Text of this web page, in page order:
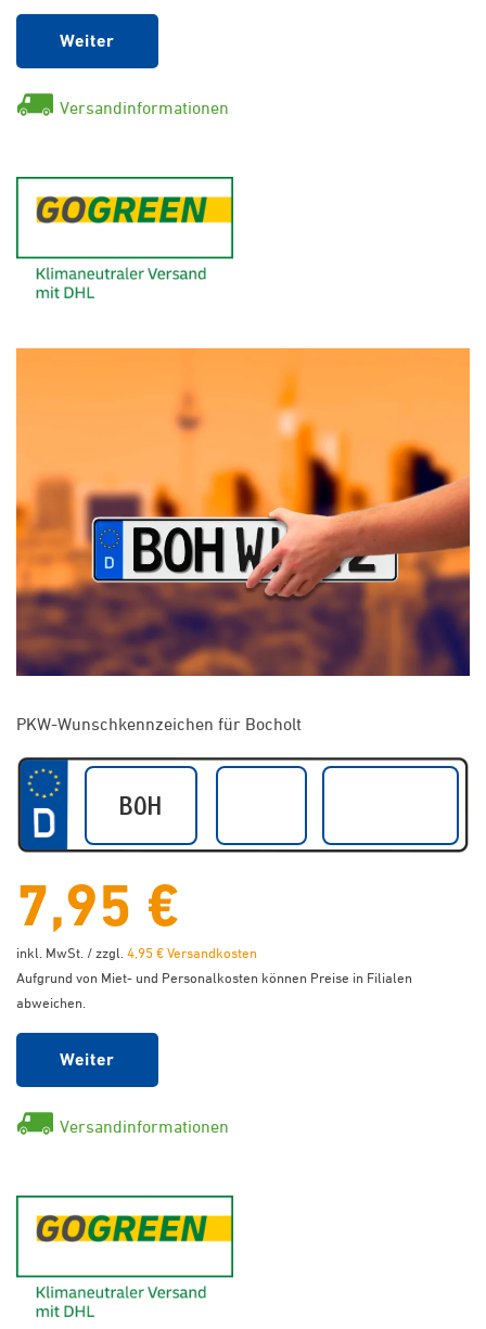
Weiter
Versandinformationen
PKW-Wunschkennzeichen für Bocholt
7,95 €
inkl. MwSt. / zzgl.4,95 € Versandkosten
Aufgrund von Miet- und Personalkosten können Preise in Filialen
abweichen.
Weiter
Versandinformationen